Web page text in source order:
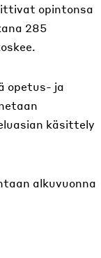
opintonsa
285
opetus- ja
käsittely
alkuvuonna